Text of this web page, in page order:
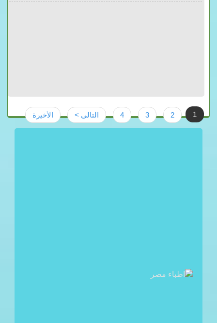
1
2
3
4 التالى > الأخيرة